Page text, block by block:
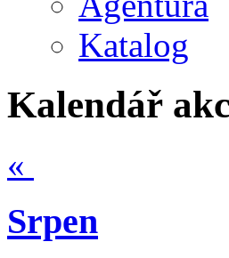
Katalog
Kalendář
«
Srpen